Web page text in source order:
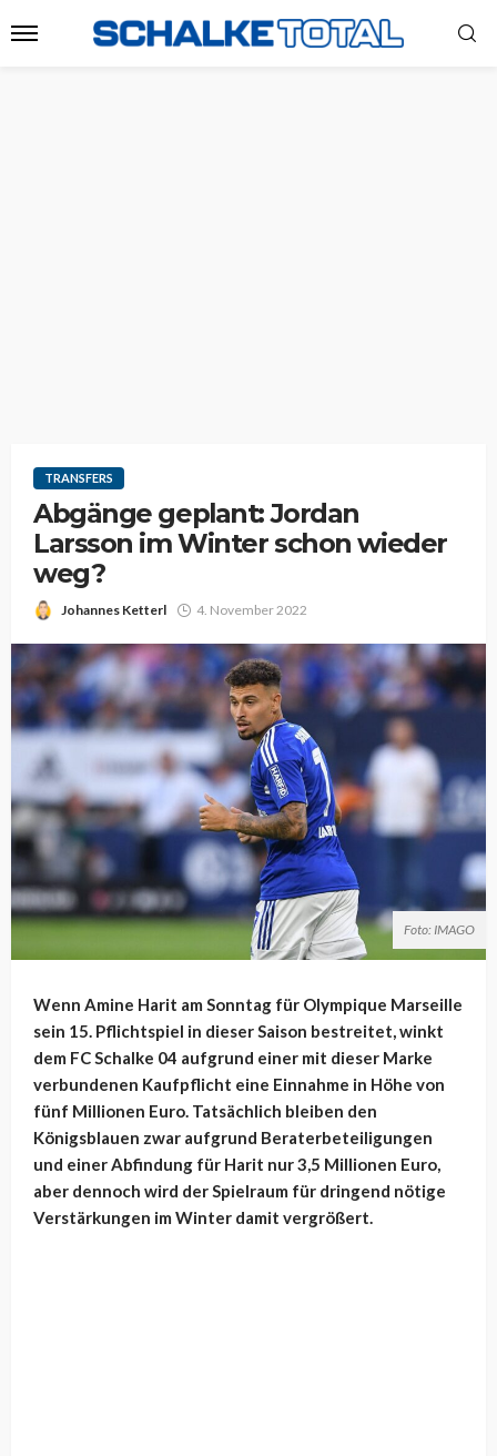
TRANSFERS
Abgänge geplant: Jordan
Larsson im Winter schon wieder
weg?
Johannes Ketterl 4. November 2022
Foto: IMAGO
Wenn Amine Harit am Sonntag für Olympique Marseille
sein 15. Pflichtspiel in dieser Saison bestreitet, winkt
dem FC Schalke 04 aufgrund einer mit dieser Marke
verbundenen Kaufpflicht eine Einnahme in Höhe von
fünf Millionen Euro. Tatsächlich bleiben den
Königsblauen zwar aufgrund Beraterbeteiligungen
und einer Abfindung für Harit nur 3,5 Millionen Euro,
aber dennoch wird der Spielraum für dringend nötige
Verstärkungen im Winter damit vergrößert.